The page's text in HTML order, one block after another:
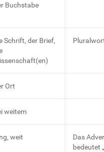
Buchstabe
Schrift, der Brief,
Ort
weitem
weit
Das
bedeutet